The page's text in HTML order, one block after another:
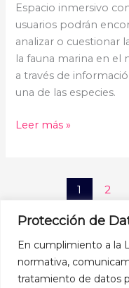
Protección de
En cumplimiento a la
normativa,
tratamiento de datos
Espacio inmersivo
usuarios podrán
analizar o cuestionar
la fauna marina en el
a través de
una de las especies.
Leer más »
1 2